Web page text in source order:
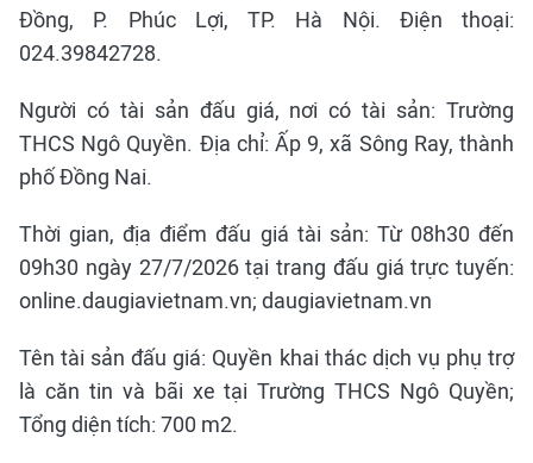
Đồng, P. Phúc Lợi, TP. Hà Nội. Điện thoại:
024.39842728.
Người có tài sản đấu giá, nơi có tài sản: Trường
THCS Ngô Quyền. Địa chỉ: Ấp 9, xã Sông Ray, thành
phố Đồng Nai.
Thời gian, địa điểm đấu giá tài sản: Từ 08h30 đến
09h30 ngày 27/7/2026 tại trang đấu giá trực tuyến:
online.daugiavietnam.vn; daugiavietnam.vn
Tên tài sản đấu giá: Quyền khai thác dịch vụ phụ trợ
là căn tin và bãi xe tại Trường THCS Ngô Quyền;
Tổng diện tích: 700 m2.